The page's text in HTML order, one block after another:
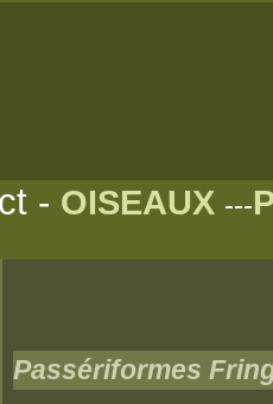
- OISEAUX ---
Passériformes